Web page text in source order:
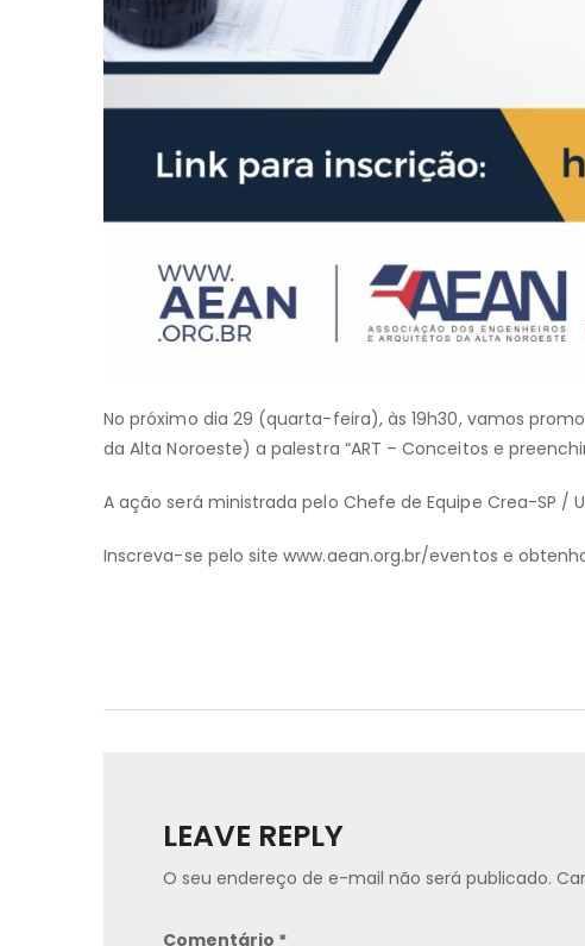
No próximo dia 29 (quarta-feira), às 19h30, vamos
da Alta Noroeste) a palestra “ART – Conceitos e
A ação será ministrada pelo Chefe de Equipe Crea-SP /
Inscreva-se pelo site www.aean.org.br/eventos e
LEAVE REPLY
O seu endereço de e-mail não será publicado.
Comentário *